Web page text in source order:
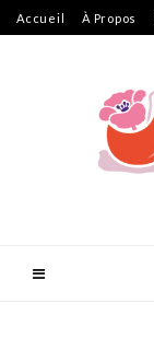
Accueil À Propos